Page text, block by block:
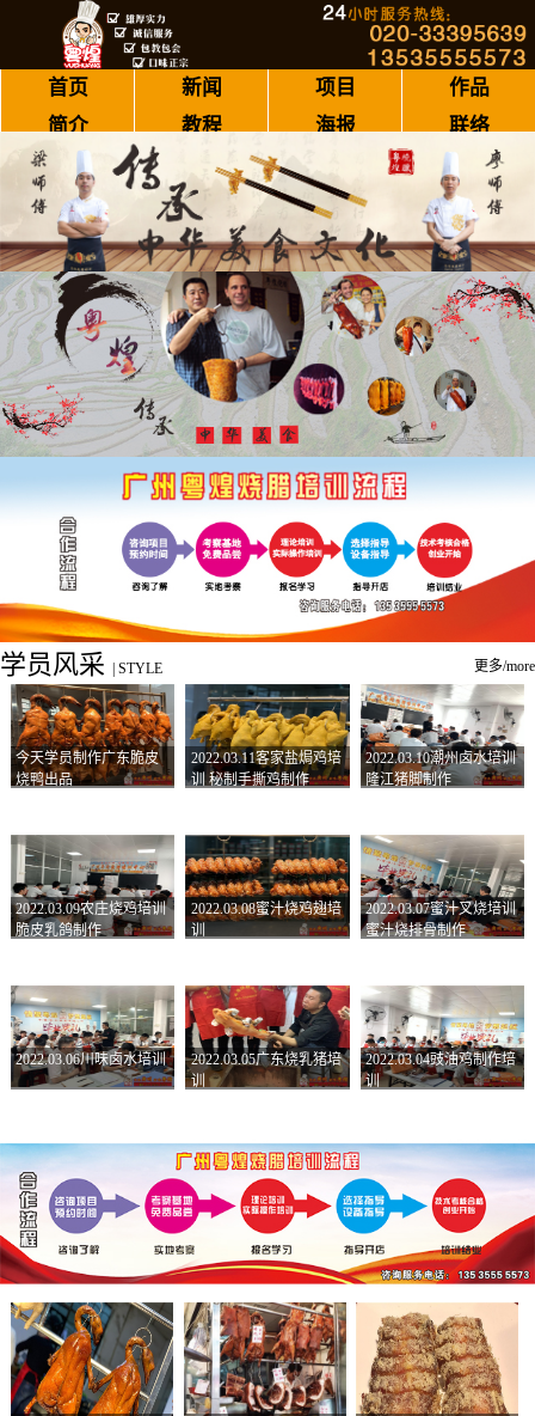
首页 新闻 项目
作品
简介
教程 海报 联络
学员风采 STYLE 更多/more
今天学员制作广东脆皮
烧鸭出品
2022.03.11客家盐焗鸡培
训 秘制手撕鸡制作
2022.03.10潮州卤水培训
隆江猪脚制作
2022.03.09农庄烧鸡培训
脆皮乳鸽制作
2022.03.08蜜汁烧鸡翅培
训
2022.03.07蜜汁叉烧培训
蜜汁烧排骨制作
2022.03.06川味卤水培训
2022.03.05广东烧乳猪培
训
2022.03.04豉油鸡制作培
训